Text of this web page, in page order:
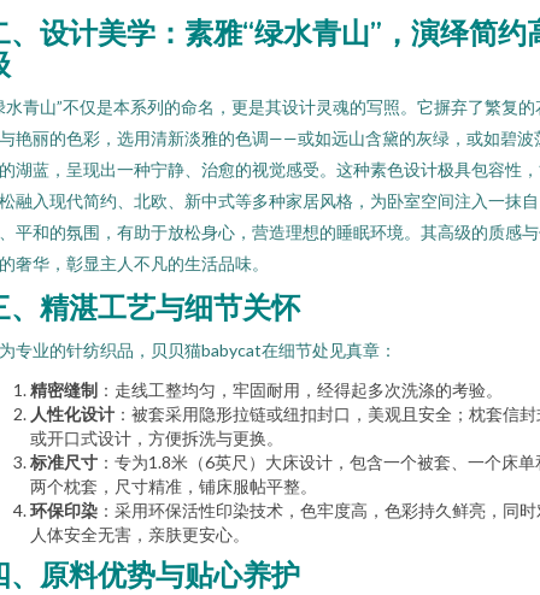
、设计美学：素雅“绿水青山”，演绎简约
水青山”不仅是本系列的命名，更是其设计灵魂的写照。它摒弃了繁复的
艳丽的色彩，选用清新淡雅的色调——或如远山含黛的灰绿，或如碧波
湖蓝，呈现出一种宁静、治愈的视觉感受。这种素色设计极具包容性
融入现代简约、北欧、新中式等多种家居风格，为卧室空间注入一抹自
平和的氛围，有助于放松身心，营造理想的睡眠环境。其高级的质感
奢华，彰显主人不凡的生活品味。
、精湛工艺与细节关怀
专业的针纺织品，贝贝猫babycat在细节处见真章：
精密缝制 ：走线工整均匀，牢固耐用，经得起多次洗涤的考验。
人性化设计 ：被套采用隐形拉链或纽扣封口，美观且安全；枕套信封
或开口式设计，方便拆洗与更换。
标准尺寸 ：专为1.8米（6英尺）大床设计，包含一个被套、一个床单
两个枕套，尺寸精准，铺床服帖平整。
环保印染 ：采用环保活性印染技术，色牢度高，色彩持久鲜亮，同时
人体安全无害，亲肤更安心。
、原料优势与贴心养护